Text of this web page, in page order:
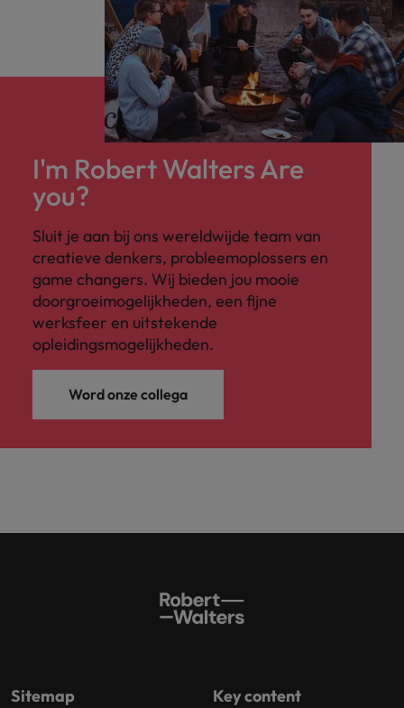
I'm Robert Walters Are
you?
Sluit je aan bij ons wereldwijde team van
creatieve denkers, probleemoplossers en
game changers. Wij bieden jou mooie
doorgroeimogelijkheden, een fijne
werksfeer en uitstekende
opleidingsmogelijkheden.
Word onze collega
Sitemap Key content